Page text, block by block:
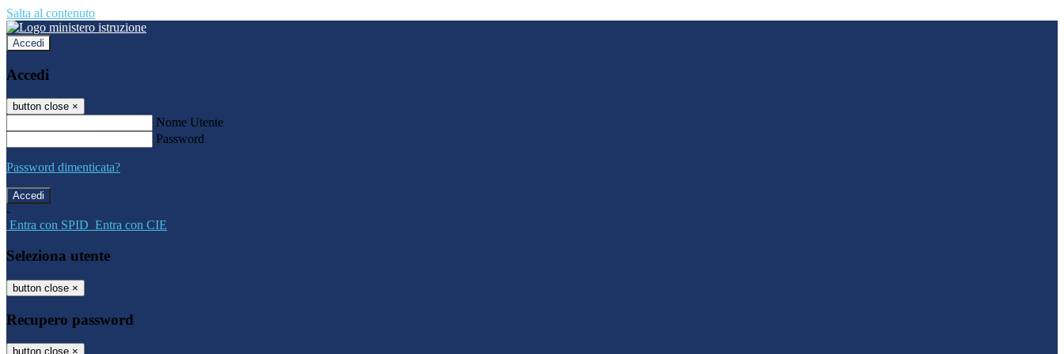
Salta al contenuto
Accedi
Accedi
button close ×
Nome Utente
Password
Password dimenticata?
-
Entra con SPID Entra con CIE
Seleziona utente
button close ×
Recupero password
button close ×